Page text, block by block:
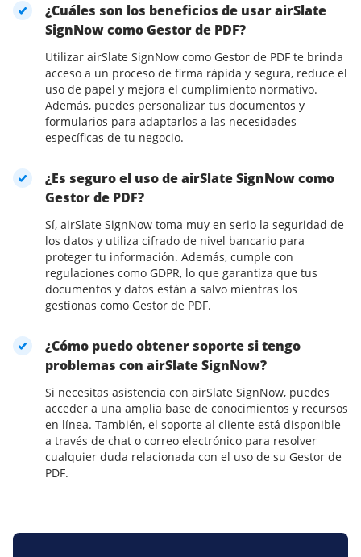
¿Cuáles son los beneficios de usar airSlate
SignNow como Gestor de PDF?
Utilizar airSlate SignNow como Gestor de PDF te brinda
acceso a un proceso de firma rápida y segura, reduce el
uso de papel y mejora el cumplimiento normativo.
Además, puedes personalizar tus documentos y
formularios para adaptarlos a las necesidades
específicas de tu negocio.
¿Es seguro el uso de airSlate SignNow como
Gestor de PDF?
Sí, airSlate SignNow toma muy en serio la seguridad de
los datos y utiliza cifrado de nivel bancario para
proteger tu información. Además, cumple con
regulaciones como GDPR, lo que garantiza que tus
documentos y datos están a salvo mientras los
gestionas como Gestor de PDF.
¿Cómo puedo obtener soporte si tengo
problemas con airSlate SignNow?
Si necesitas asistencia con airSlate SignNow, puedes
acceder a una amplia base de conocimientos y recursos
en línea. También, el soporte al cliente está disponible
a través de chat o correo electrónico para resolver
cualquier duda relacionada con el uso de su Gestor de
PDF.